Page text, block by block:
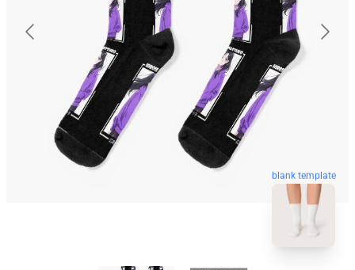
blank template